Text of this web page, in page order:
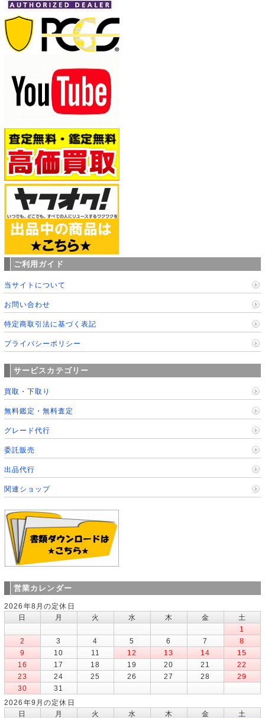
ご利用ガイド
当サイトについて
お問い合わせ
特定商取引法に基づく表記
プライバシーポリシー
サービスカテゴリー
買取・下取り
無料鑑定・無料査定
グレード代行
委託販売
出品代行
関連ショップ
営業カレンダー
2026年8月の定休日
日
月 火 水 木 金
土
1
2
3 4 5 6 7
8
9
10 11 12 13 14
15
16
17 18 19 20 21
22
23
24 25 26 27 28
29
30
31
2026年9月の定休日
日
月 火 水 木 金
土